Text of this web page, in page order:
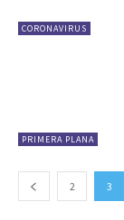
CORONAVIRUS
PRIMERA PLANA
2 3